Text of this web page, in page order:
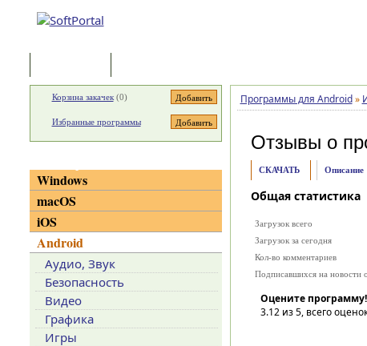
Программы для Android »
Отзывы о
СКАЧАТЬ Описание
Общая статистика
Загрузок всего
Загрузок за сегодня
Кол-во комментариев
Подписавшихся на новости
Оцените программу!
3.12из 5, всего
Корзина закачек(0)
Избранные программы
Windows
macOS
iOS
Android
Аудио, Звук
Безопасность
Видео
Графика
Игры